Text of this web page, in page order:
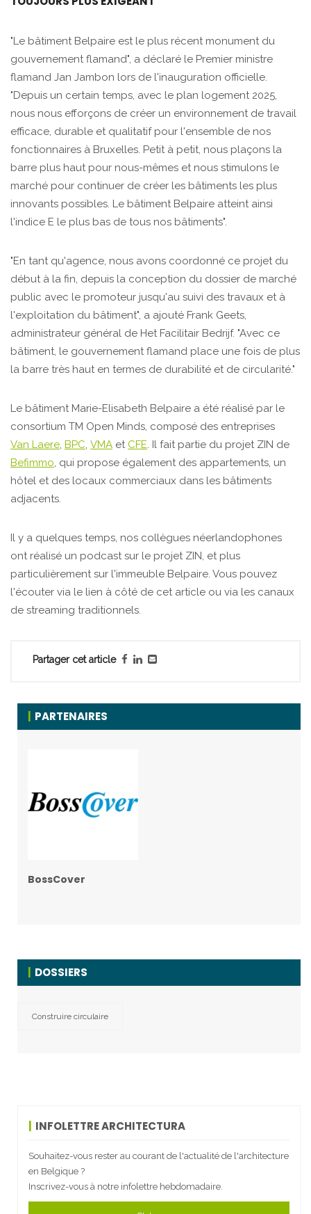
"Le bâtiment Belpaire est le plus récent monument du
gouvernement flamand", a déclaré le Premier ministre
flamand Jan Jambon lors de l'inauguration officielle.
"Depuis un certain temps, avec le plan logement 2025,
nous nous efforçons de créer un environnement de travail
efficace, durable et qualitatif pour l'ensemble de nos
fonctionnaires à Bruxelles. Petit à petit, nous plaçons la
barre plus haut pour nous-mêmes et nous stimulons le
marché pour continuer de créer les bâtiments les plus
innovants possibles. Le bâtiment Belpaire atteint ainsi
l'indice E le plus bas de tous nos bâtiments".
"En tant qu'agence, nous avons coordonné ce projet du
début à la fin, depuis la conception du dossier de marché
public avec le promoteur jusqu'au suivi des travaux et à
l'exploitation du bâtiment", a ajouté Frank Geets,
administrateur général de Het Facilitair Bedrijf. "Avec ce
bâtiment, le gouvernement flamand place une fois de plus
la barre très haut en termes de durabilité et de circularité."
Le bâtiment Marie-Elisabeth Belpaire a été réalisé par le
consortium TM Open Minds, composé des entreprises
Van Laere, BPC, VMA et CFE. Il fait partie du projet ZIN de
Befimmo, qui propose également des appartements, un
hôtel et des locaux commerciaux dans les bâtiments
adjacents.
Il y a quelques temps, nos collègues néerlandophones
ont réalisé un podcast sur le projet ZIN, et plus
particulièrement sur l'immeuble Belpaire. Vous pouvez
l'écouter via le lien à côté de cet article ou via les canaux
de streaming traditionnels.
Partager cet article
PARTENAIRES
BossCover
DOSSIERS
Construire circulaire
INFOLETTRE ARCHITECTURA
Souhaitez-vous rester au courant de l'actualité de l'architecture
en Belgique ?
Inscrivez-vous à notre infolettre hebdomadaire.